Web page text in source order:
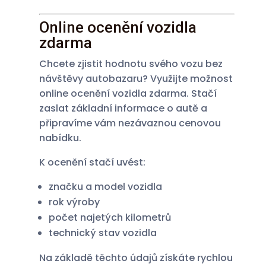
Online ocenění vozidla
zdarma
Chcete zjistit hodnotu svého vozu bez
návštěvy autobazaru? Využijte možnost
online ocenění vozidla zdarma. Stačí
zaslat základní informace o autě a
připravíme vám nezávaznou cenovou
nabídku.
K ocenění stačí uvést:
značku a model vozidla
rok výroby
počet najetých kilometrů
technický stav vozidla
Na základě těchto údajů získáte rychlou